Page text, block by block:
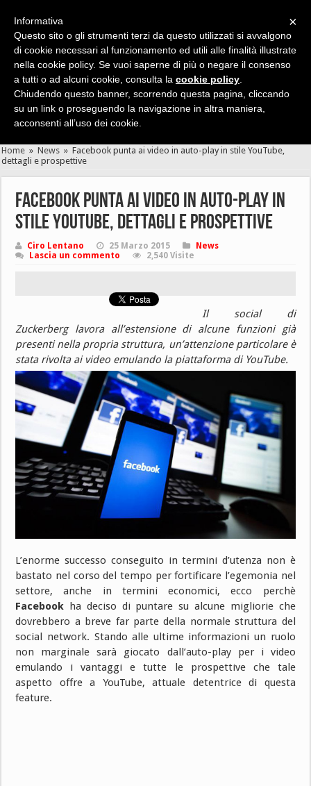
Cerca velocemente news, recensioni, guide, app, giochi ...
Home » News » Facebook punta ai video in auto-play in stile YouTube,
dettagli e prospettive
Facebook punta ai video in auto-play in
stile YouTube, dettagli e prospettive
Ciro Lentano 25 Marzo 2015
News
Lascia un commento
2,540 Visite
Il social di
Zuckerberg lavora all’estensione di alcune funzioni già
presenti nella propria struttura, un’attenzione particolare è
stata rivolta ai video emulando la piattaforma di YouTube.
L’enorme successo conseguito in termini d’utenza non è
bastato nel corso del tempo per fortificare l’egemonia nel
settore, anche in termini economici, ecco perchè
Facebook ha deciso di puntare su alcune migliorie che
dovrebbero a breve far parte della normale struttura del
social network. Stando alle ultime informazioni un ruolo
non marginale sarà giocato dall’auto-play per i video
emulando i vantaggi e tutte le prospettive che tale
aspetto offre a YouTube, attuale detentrice di questa
feature.
×
Informativa
Questo sito o gli strumenti terzi da questo utilizzati si avvalgono
di cookie necessari al funzionamento ed utili alle finalità illustrate
nella cookie policy. Se vuoi saperne di più o negare il consenso
a tutti o ad alcuni cookie, consulta la cookie policy
Chiudendo questo banner, scorrendo questa pagina, cliccando
su un link o proseguendo la navigazione in altra maniera,
acconsenti all’uso dei cookie.